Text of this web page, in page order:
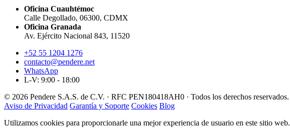
Oficina Cuauhtémoc
Calle Degollado, 06300, CDMX
Oficina Granada
Av. Ejército Nacional 843, 11520
+52 55 1204 1276
contacto@pendere.net
WhatsApp
L-V: 9:00 - 18:00
© 2026 Pendere S.A.S. de C.V. · RFC PEN180418AH0 · Todos los derechos reservados.
Aviso de Privacidad Garantía y Soporte Cookies Blog
Utilizamos cookies para proporcionarle una mejor experiencia de usuario en este sitio web.